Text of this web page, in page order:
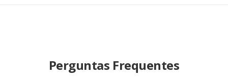
Perguntas Frequentes